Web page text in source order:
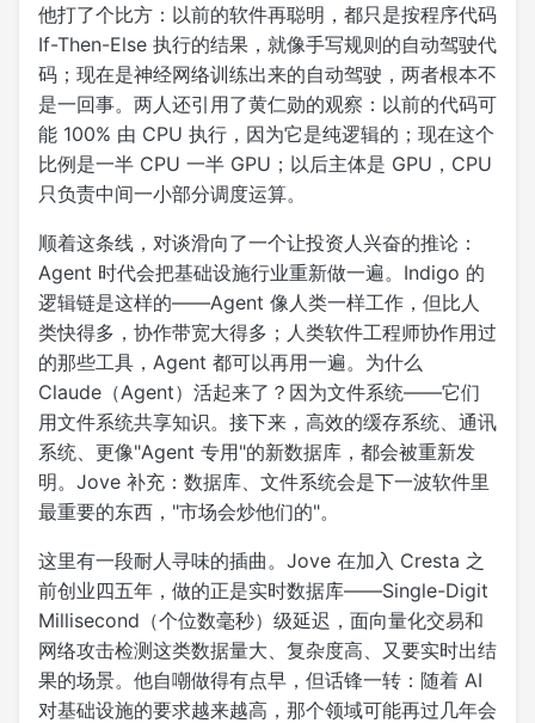
他打了个比方：以前的软件再聪明，都只是按程序代码
If-Then-Else 执行的结果，就像手写规则的自动驾驶代
码；现在是神经网络训练出来的自动驾驶，两者根本不
是一回事。两人还引用了黄仁勋的观察：以前的代码可
能 100% 由 CPU 执行，因为它是纯逻辑的；现在这个
比例是一半 CPU 一半 GPU；以后主体是 GPU，CPU
只负责中间一小部分调度运算。
顺着这条线，对谈滑向了一个让投资人兴奋的推论：
Agent 时代会把基础设施行业重新做一遍。Indigo 的
逻辑链是这样的——Agent 像人类一样工作，但比人
类快得多，协作带宽大得多；人类软件工程师协作用过
的那些工具，Agent 都可以再用一遍。为什么
Claude（Agent）活起来了？因为文件系统——它们
用文件系统共享知识。接下来，高效的缓存系统、通讯
系统、更像"Agent 专用"的新数据库，都会被重新发
明。Jove 补充：数据库、文件系统会是下一波软件里
最重要的东西，"市场会炒他们的"。
这里有一段耐人寻味的插曲。Jove 在加入 Cresta 之
前创业四五年，做的正是实时数据库——Single-Digit
Millisecond（个位数毫秒）级延迟，面向量化交易和
网络攻击检测这类数据量大、复杂度高、又要实时出结
果的场景。他自嘲做得有点早，但话锋一转：随着 AI
对基础设施的要求越来越高，那个领域可能再过几年会